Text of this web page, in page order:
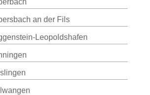
an der Fils
Leopoldshafen